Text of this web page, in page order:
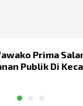
Prima
Publik Di